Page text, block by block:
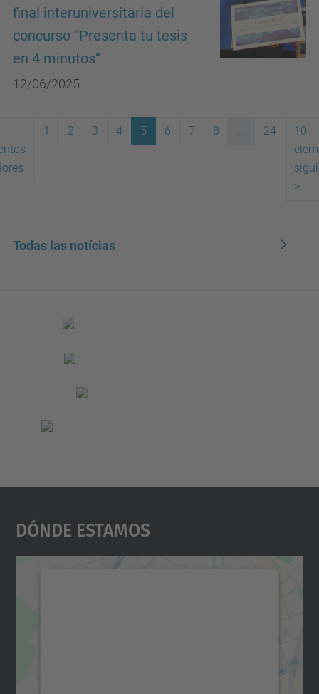
final interuniversitaria del
concurso “Presenta tu tesis
en 4 minutos”
12/06/2025
1 2 3 4 5 6 7 8 ... 24
10
>
Todas las notícias
Dónde Estamos